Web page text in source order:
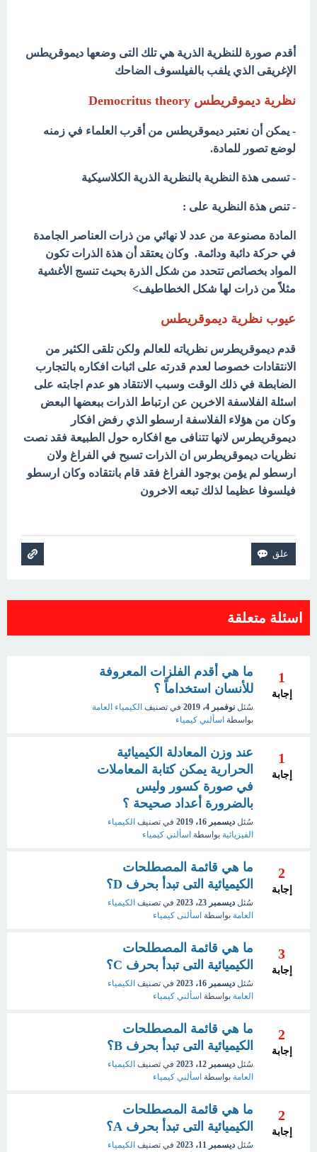
أقدم صورة للنظرية الذرية هي تلك التى وضعها ديموقريطس
الإغريقى الذي يلفب بالفيلسوف الضاحك
نظرية ديموقريطس Democritus theory
- يمكن أن نعتبر ديموقريطس من أقرب العلماء في زمنه
لوضع تصور للمادة.
- تسمى هذة النظرية بالنظرية الذرية الكلاسيكية
- تنص هذة النظرية على :
المادة مصنوعة من عدد لا نهائي من ذرات العناصر الجامدة
في حركة دائبة ودائمة. وكان يعتقد أن هذة الذرات تكون
المواد بخصائص تتحدد من شكل الذرة بحيث تنسج الأغشية
مثلاً من ذرات لها شكل الخطاطيف>
عيوب نظرية ديموقريطس
قدم ديموقريطرس نظرياته للعالم ولكن تلقى الكثير من
الانتقادات خصوصا لعدم قدرته على اثبات افكاره بالتجارب
الضابطة في ذلك الوقت وسبب الانتقاد هو عدم اجابته على
اسئلة الفلاسفة الاخرين عن ارتباط الذرات ببعضها البعض
وكان من هؤلاء الفلاسفة ارسطو الذي رفض افكار
ديموقريطرس لانها تتنافى مع افكاره حول الطبيعة فقد نصت
نظريات ديموقريطرس ان الذرات تسبح في الفراغ ولان
ارسطو لم يؤمن بوجود الفراغ فقد قام بانتقاده وكان ارسطو
فيلسوفا عظيما لذلك تبعه الاخرون
اسئلة متعلقة
1
إجابة
ما هي أقدم الفلزات المعروفة
للأنسان استخداماً ؟
سُئل نوفمبر 4، 2019 في تصنيف الكيمياء العامة
بواسطة اسألني كيمياء
1
إجابة
عند وزن المعادلة الكيميائية
الحرارية يمكن كتابة المعاملات
في صورة كسور وليس
بالضرورة أعداد صحيحة ؟
سُئل ديسمبر 16، 2019 في تصنيف الكيمياء
الفيزيائية بواسطة اسألني كيمياء
2
إجابة
ما هي قائمة المصطلحات
الكيميائية التى تبدأ بحرف D؟
سُئل ديسمبر 23، 2023 في تصنيف الكيمياء
العامة بواسطة اسألنى كيمياء
3
إجابة
ما هي قائمة المصطلحات
الكيميائية التى تبدأ بحرف C؟
سُئل ديسمبر 16، 2023 في تصنيف الكيمياء
العامة بواسطة اسألني كيمياء
2
إجابة
ما هي قائمة المصطلحات
الكيميائية التى تبدأ بحرف B؟
سُئل ديسمبر 12، 2023 في تصنيف الكيمياء
العامة بواسطة اسألني كيمياء
2
إجابة
ما هي قائمة المصطلحات
الكيميائية التى تبدأ بحرف A؟
سُئل ديسمبر 11، 2023 في تصنيف الكيمياء